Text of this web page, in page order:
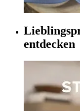
entdecken